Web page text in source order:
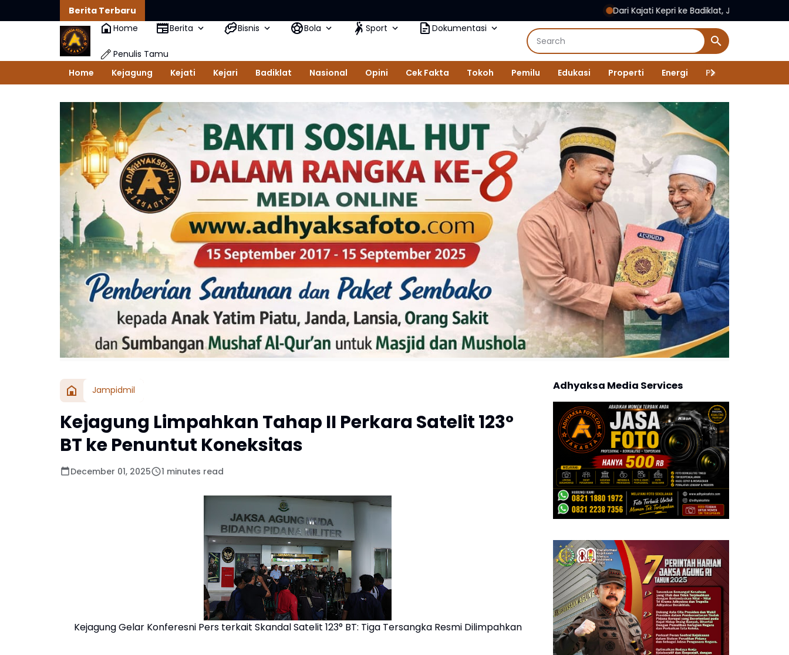
Berita Terbaru
Dari Kajati Kepri ke Badiklat, Jehezkiel Devy Sudarso
Home
Berita Bisnis Bola Sport Dokumentasi
Penulis Tamu
Home
Kejagung Kejati Kejari Badiklat Nasional Opini Cek Fakta Tokoh Pemilu Edukasi Properti Energi Pemerintah
Jampidmil
Kejagung Limpahkan Tahap II Perkara Satelit 123°
BT ke Penuntut Koneksitas
December 01, 2025 1 minutes read
Kejagung Gelar Konferesni Pers terkait Skandal Satelit 123° BT: Tiga Tersangka Resmi Dilimpahkan
Adhyaksa Media Services